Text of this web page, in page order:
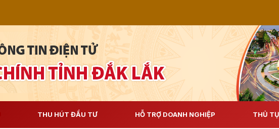
THU HÚT ĐẦU TƯ HỖ TRỢ DOANH NGHIỆP THỦ